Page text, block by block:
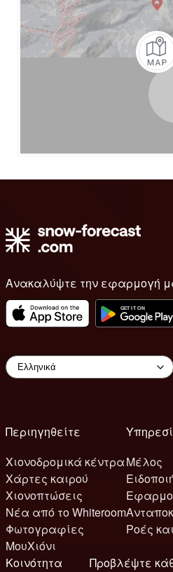
Ανακαλύψτε την εφαρμογή
Περιηγηθείτε
Χιονοδρομικά κέντρα
Χάρτες καιρού
Χιονοπτώσεις
Νέα από το Whiteroom
Φωτογραφίες
ΜουΧιόνι
Μέλος
Ροές
Κοινότητα
Προβλέψτε